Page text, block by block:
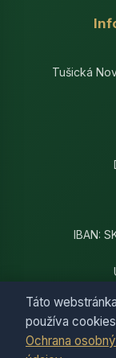
Táto webstránka
používa
Ochrana
Tušická
IBAN: